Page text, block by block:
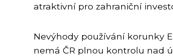
atraktivní pro zahraniční
Nevýhody používání korunky
nemá ČR plnou kontrolu nad